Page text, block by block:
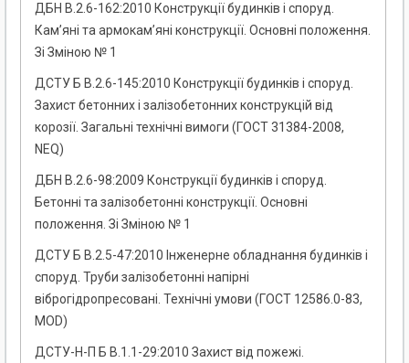
ДБН В.2.6-162:2010 Конструкції будинків і споруд.
Кам’яні та армокам’яні конструкції. Основні положення.
Зі Зміною № 1
ДСТУ Б В.2.6-145:2010 Конструкції будинків і споруд.
Захист бетонних і залізобетонних конструкцій від
корозії. Загальні технічні вимоги (ГОСТ 31384-2008,
NEQ)
ДБН В.2.6-98:2009 Конструкції будинків і споруд.
Бетонні та залізобетонні конструкції. Основні
положення. Зі Зміною № 1
ДСТУ Б В.2.5-47:2010 Інженерне обладнання будинків і
споруд. Труби залізобетонні напірні
віброгідропресовані. Технічні умови (ГОСТ 12586.0-83,
MOD)
ДСТУ-Н-П Б В.1.1-29:2010 Захист від пожежі.